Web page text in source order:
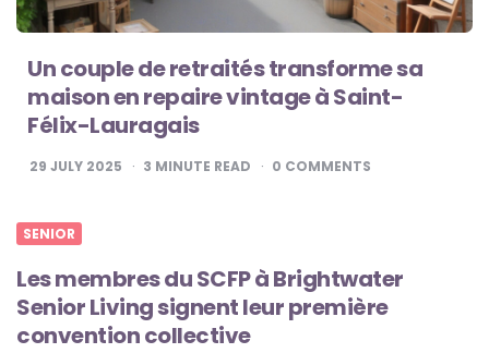
Un couple de retraités transforme sa
maison en repaire vintage à Saint-
Félix-Lauragais
29 JULY 2025 3 MINUTE READ 0 COMMENTS
SENIOR
Les membres du SCFP à Brightwater
Senior Living signent leur première
convention collective